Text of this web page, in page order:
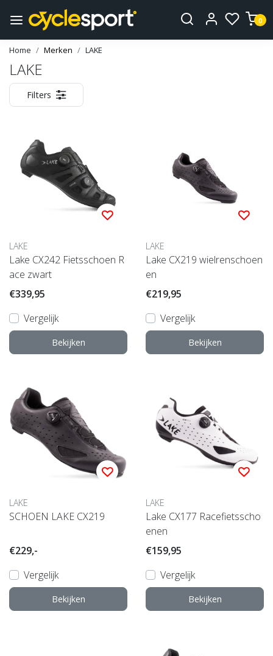
0
Home Merken LAKE
LAKE
Filters
LAKE
Lake CX242 Fietsschoen R
ace zwart
€339,95
Vergelijk
Bekijken
LAKE
Lake CX219 wielrenschoen
en
€219,95
Vergelijk
Bekijken
LAKE
SCHOEN LAKE CX219
€229,-
Vergelijk
Bekijken
LAKE
Lake CX177 Racefietsscho
enen
€159,95
Vergelijk
Bekijken